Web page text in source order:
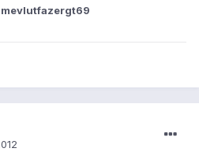
mevlutfazergt69